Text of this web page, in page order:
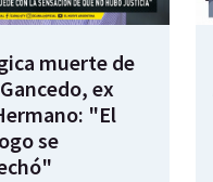
muerte de
ex
"El
se